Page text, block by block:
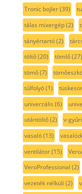
Tronic bojler(39)
tálas mixergép(2)
tányértartó(2)
töltő(20) tömlő(27)
tömő(7)
túlfolyó(1) tüskesor
univerzális (6)
utántöltő(2) v-
vasaló(13)
ventilátor(15)
VeroProfessional (2)
vezeték nélküli (2)